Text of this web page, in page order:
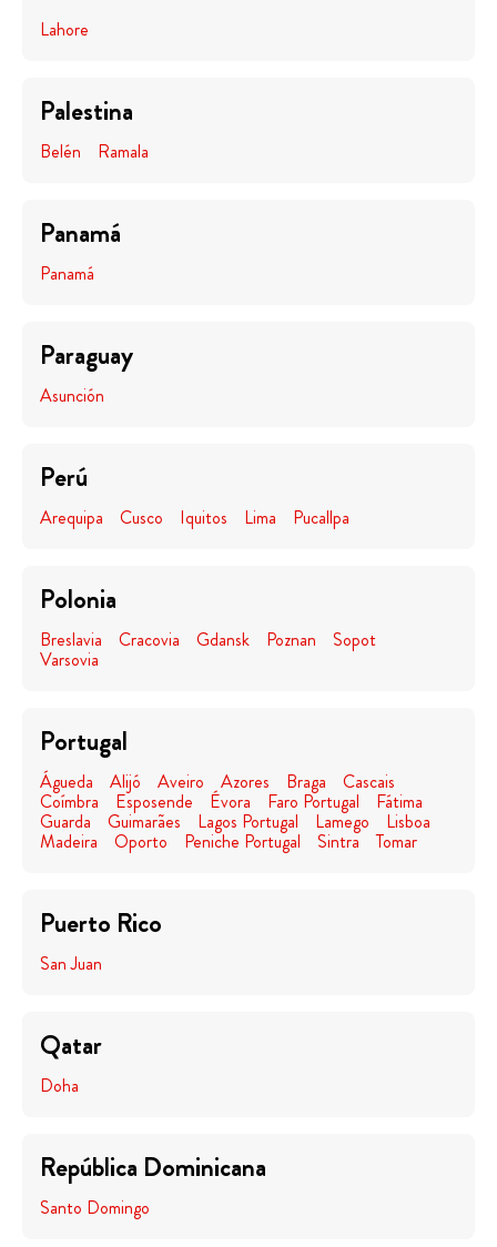
Lahore
Palestina
Belén Ramala
Panamá
Panamá
Paraguay
Asunción
Perú
Arequipa Cusco Iquitos Lima Pucallpa
Polonia
Breslavia Cracovia Gdansk Poznan Sopot
Varsovia
Portugal
Águeda Alijó Aveiro Azores Braga Cascais
Coímbra Esposende Évora Faro Portugal Fátima
Guarda Guimarães Lagos Portugal Lamego Lisboa
Madeira Oporto Peniche Portugal Sintra Tomar
Puerto Rico
San Juan
Qatar
Doha
República Dominicana
Santo Domingo